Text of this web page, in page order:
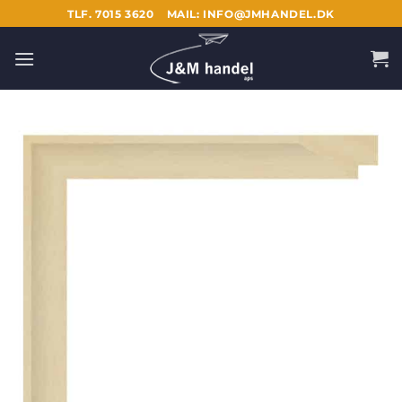
til
indhold
TLF. 7015 3620 MAIL: INFO@JMHANDEL.DK